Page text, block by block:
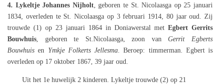
4. Lykeltje Johannes Nijholt, geboren te St. Nicolaasga op 25 januari
1834, overleden te St. Nicolaasga op 3 februari 1914, 80 jaar oud. Zij
trouwde (1) op 23 januari 1864 in Doniawerstal met Egbert Gerrits
Bouwhuis, geboren te St.Nicolaasga, zoon van
Gerrit Egberts
Bouwhuis en Ymkje Folkerts Jellesma. Beroep: timmerman. Egbert is
overleden op 17 oktober 1867, 39 jaar oud.
Uit het 1e huwelijk 2 kinderen. Lykeltje trouwde (2) op 21